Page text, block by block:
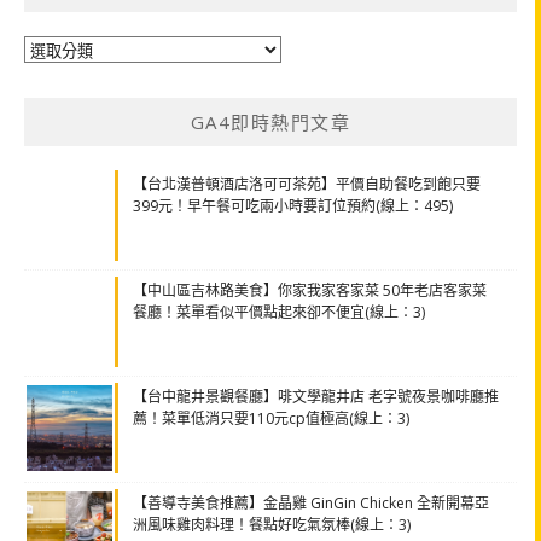
分
GA4即時熱門文章
【台北漢普頓酒店洛可可茶苑】平價自助餐吃到飽只要
399元！早午餐可吃兩小時要訂位預約(線上：495)
【中山區吉林路美食】你家我家客家菜 50年老店客家菜
餐廳！菜單看似平價點起來卻不便宜(線上：3)
【台中龍井景觀餐廳】啡文學龍井店 老字號夜景咖啡廳推
薦！菜單低消只要110元cp值極高(線上：3)
【善導寺美食推薦】金晶雞 GinGin Chicken 全新開幕亞
洲風味雞肉料理！餐點好吃氣氛棒(線上：3)